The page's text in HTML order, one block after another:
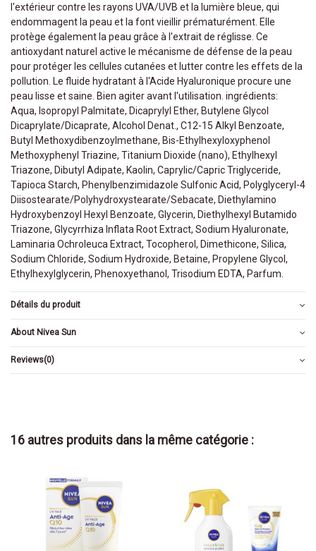
l'extérieur contre les rayons UVA/UVB et la lumière bleue, qui
endommagent la peau et la font vieillir prématurément. Elle
protège également la peau grâce à l'extrait de réglisse. Ce
antioxydant naturel active le mécanisme de défense de la peau
pour protéger les cellules cutanées et lutter contre les effets de la
pollution. Le fluide hydratant à l'Acide Hyaluronique procure une
peau lisse et saine. Bien agiter avant l'utilisation. ingrédients:
Aqua, Isopropyl Palmitate, Dicaprylyl Ether, Butylene Glycol
Dicaprylate/Dicaprate, Alcohol Denat., C12-15 Alkyl Benzoate,
Butyl Methoxydibenzoylmethane, Bis-Ethylhexyloxyphenol
Methoxyphenyl Triazine, Titanium Dioxide (nano), Ethylhexyl
Triazone, Dibutyl Adipate, Kaolin, Caprylic/Capric Triglyceride,
Tapioca Starch, Phenylbenzimidazole Sulfonic Acid, Polyglyceryl-4
Diisostearate/Polyhydroxystearate/Sebacate, Diethylamino
Hydroxybenzoyl Hexyl Benzoate, Glycerin, Diethylhexyl Butamido
Triazone, Glycyrrhiza Inflata Root Extract, Sodium Hyaluronate,
Laminaria Ochroleuca Extract, Tocopherol, Dimethicone, Silica,
Sodium Chloride, Sodium Hydroxide, Betaine, Propylene Glycol,
Ethylhexylglycerin, Phenoxyethanol, Trisodium EDTA, Parfum.
Détails du produit
About Nivea Sun
Reviews(0)
16 autres produits dans la même catégorie :